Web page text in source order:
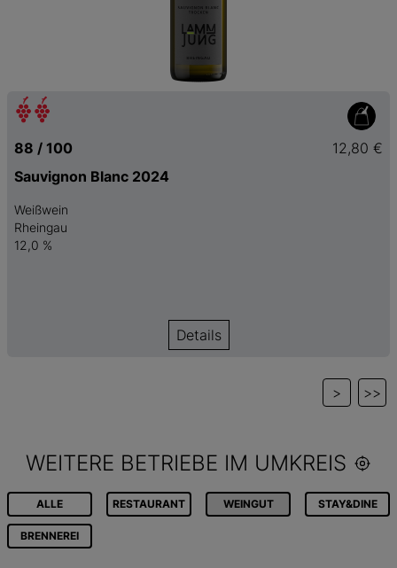
88 / 100
12,80 €
Sauvignon Blanc 2024
Weißwein
Rheingau
12,0 %
Details
> >>
WEITERE BETRIEBE IM UMKREIS
ALLE RESTAURANT WEINGUT STAY&DINE
BRENNEREI